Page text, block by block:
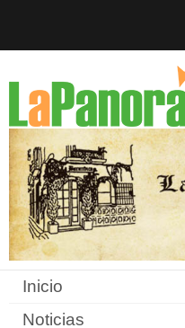
Inicio
Noticias